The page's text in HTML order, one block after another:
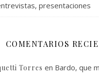
presentaciones
COMENTARIOS
Torres en Bardo, que